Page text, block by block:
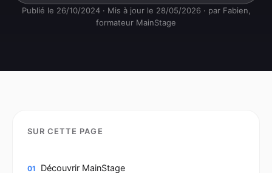
Publié le 26/10/2024 · Mis à jour le 28/05/2026 · par Fabien,
formateur MainStage
SUR CETTE PAGE
01 Découvrir MainStage